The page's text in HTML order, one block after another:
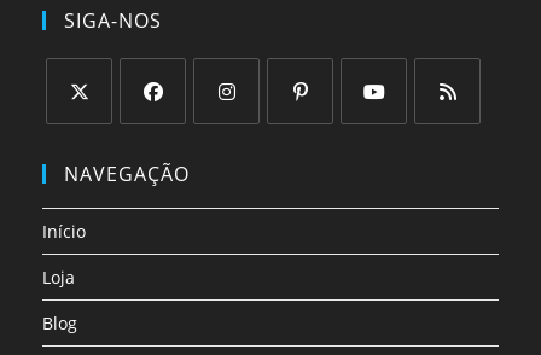
SIGA-NOS
em
nova
aba
em
aba
aba
aba
aba
aba
NAVEGAÇÃO
Início
Loja
Blog